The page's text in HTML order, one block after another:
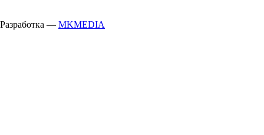
Разработка — MKMEDIA